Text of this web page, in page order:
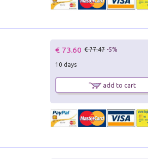
€ 73.60 € 77.47 -5%
10 days
add to cart